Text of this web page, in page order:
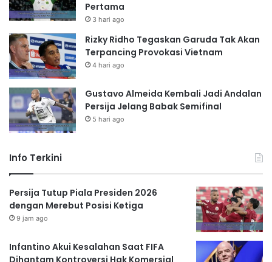
Pertama
3 hari ago
Rizky Ridho Tegaskan Garuda Tak Akan
Terpancing Provokasi Vietnam
4 hari ago
Gustavo Almeida Kembali Jadi Andalan
Persija Jelang Babak Semifinal
5 hari ago
Info Terkini
Persija Tutup Piala Presiden 2026
dengan Merebut Posisi Ketiga
9 jam ago
Infantino Akui Kesalahan Saat FIFA